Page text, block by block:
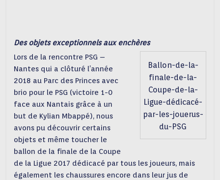
Des objets exceptionnels aux enchères
Ballon-de-la-
finale-de-la-
Coupe-de-la-
Ligue-dédicacé-
par-les-jouerus-
du-PSG
Lors de la rencontre PSG –
Nantes qui a clôturé l’année
2018 au Parc des Princes avec
brio pour le PSG (victoire 1-0
face aux Nantais grâce à un
but de Kylian Mbappé), nous
avons pu découvrir certains
objets et même toucher le
ballon de la finale de la Coupe
de la Ligue 2017 dédicacé par tous les joueurs, mais
également les chaussures encore dans leur jus de